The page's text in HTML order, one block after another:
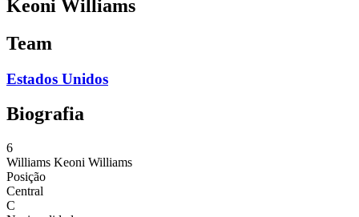
Keoni Williams
Team
Estados Unidos
Biografia
6
Williams Keoni Williams
Posição
Central
C